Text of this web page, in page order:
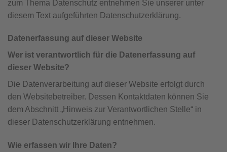
zum Thema Datenschutz entnehmen Sie unserer unter
diesem Text aufgeführten Datenschutzerklärung.
Datenerfassung auf dieser Website
Wer ist verantwortlich für die Datenerfassung auf
dieser Website?
Die Datenverarbeitung auf dieser Website erfolgt durch
den Websitebetreiber. Dessen Kontaktdaten können Sie
dem Abschnitt „Hinweis zur Verantwortlichen Stelle“ in
dieser Datenschutzerklärung entnehmen.
Wie erfassen wir Ihre Daten?